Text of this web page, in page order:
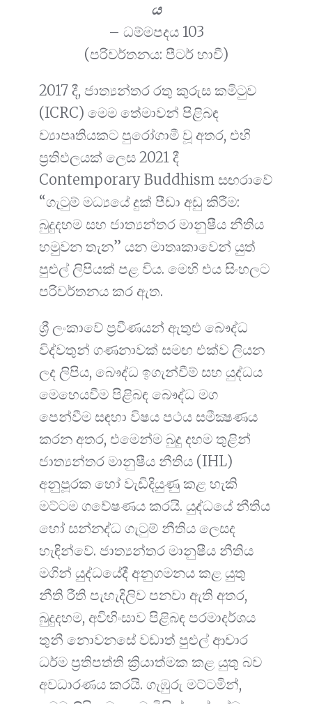
ය
– ධම්මපදය 103
(පරිවර්තනය: පීටර් හාවී)
2017 දී, ජාත්‍යන්තර රතු කුරුස කමිටුව
(ICRC) මෙම තේමාවන් පිළිබඳ
ව්‍යාපෘතියකට පුරෝගාමී වූ අතර, එහි
ප්‍රතිඵලයක් ලෙස 2021 දී
Contemporary Buddhism සඟරාවේ
“ගැටුම් මධ්‍යයේ දුක් පීඩා අඩු කිරීම:
බුදුදහම සහ ජාත්‍යන්තර මානුෂීය නීතිය
හමුවන තැන” යන මාතෘකාවෙන් යුත්
පුළුල් ලිපියක් පළ විය. මෙහි එය සිංහලට
පරිවර්තනය කර ඇත.
ශ්‍රී ලංකාවේ ප්‍රවීණයන් ඇතුළු බෞද්ධ
විද්වතුන් ගණනාවක් සමඟ එක්ව ලියන
ලද ලිපිය, බෞද්ධ ඉගැන්වීම් සහ යුද්ධය
මෙහෙයවීම පිළිබඳ බෞද්ධ මග
පෙන්වීම සඳහා විෂය පථය සමීක්‍ෂණය
කරන අතර, එමෙන්ම බුදු දහම තුළින්
ජාත්‍යන්තර මානුෂීය නීතිය (IHL)
අනුපූරක හෝ වැඩිදියුණු කළ හැකි
මට්ටම ගවේෂණය කරයි. යුද්ධයේ නීතිය
හෝ සන්නද්ධ ගැටුම් නීතිය ලෙසද
හැඳින්වේ. ජාත්‍යන්තර මානුෂීය නීතිය
මගින් යුද්ධයේදී අනුගමනය කළ යුතු
නීති රීති පැහැදිලිව පනවා ඇති අතර,
බුදුදහම, අවිහිංසාව පිළිබඳ පරමාදර්ශය
තුනී නොවනසේ වඩාත් පුළුල් ආචාර
ධර්ම ප්‍රතිපත්ති ක්‍රියාත්මක කළ යුතු බව
අවධාරණය කරයි. ගැඹුරු මට්ටමින්,